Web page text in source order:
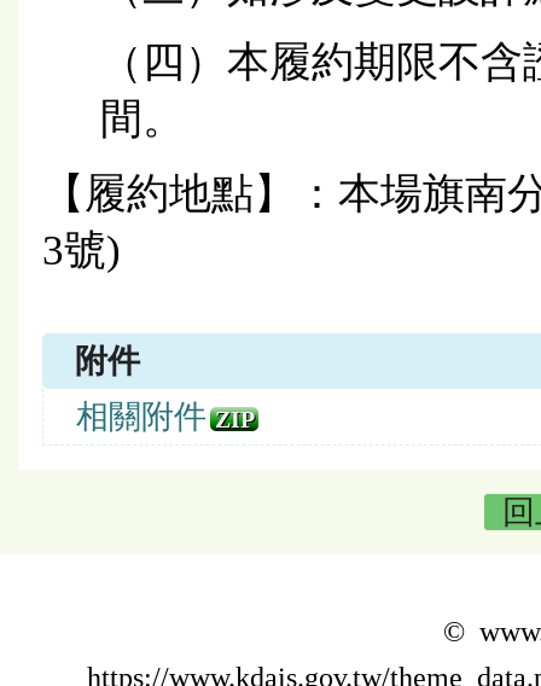
（四）本履約期限不
間。
【履約地點】：本場旗南
3號)
附件
相關附件 ZIP
©
https://www.kdais.gov.tw/